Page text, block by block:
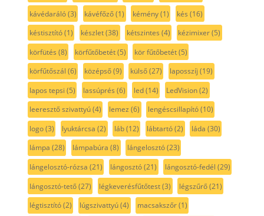
kávédaráló(3) kávéfőző(1) kémény(1) kés (16)
késtisztító(1) készlet(38) kétszintes (4) kézimixer(5)
körfütés (8) körfűtőbetét(5) kör fűtőbetét(5)
körfűtőszál (6) középső(9) külső(27) laposszíj (19)
lapos tepsi (5) lassúprés (6) led(14) LedVision(2)
leeresztő szivattyú(4) lemez (6) lengéscsillapító(10)
logo(3) lyuktárcsa (2) láb(12) lábtartó(2) láda (30)
lámpa (28) lámpabúra (8) lángelosztó(23)
lángelosztó-rózsa (21) lángosztó(21) lángosztó-fedél (29)
lángosztó-tető(27) légkeverésfűtőtest(3) légszűrő(21)
légtisztító(2) lúgszivattyú(4) macsakszőr(1)